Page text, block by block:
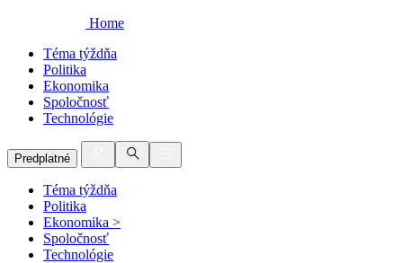
Home
Téma týždňa
Politika
Ekonomika
Spoločnosť
Technológie
Predplatné
Téma týždňa
Politika
Ekonomika >
Spoločnosť
Technológie